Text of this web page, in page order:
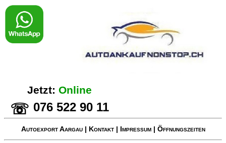
Jetzt: Online
☏ 076 522 90 11
Autoexport Aargau| Kontakt| Impressum| Öffnungszeiten